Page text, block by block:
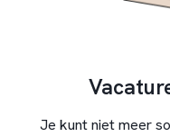
Je kunt niet meer